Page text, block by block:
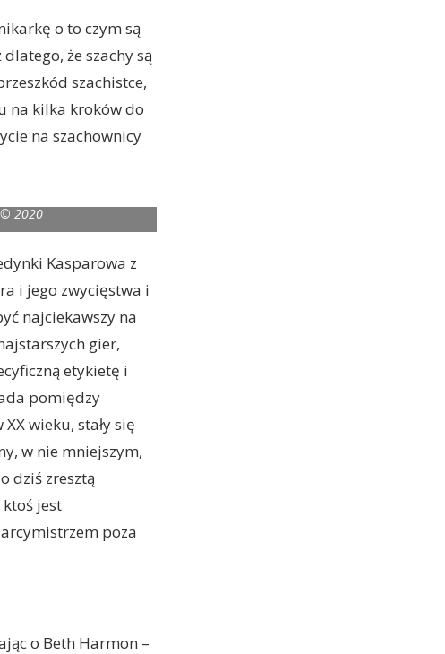
o to czym są
że szachy są
szachistce,
na kilka kroków do
na szachownicy
© 2020
Kasparowa z
i jego zwycięstwa i
najciekawszy na
gier,
etykietę i
pomiędzy
wieku, stały się
w nie mniejszym,
dziś zresztą
ktoś jest
poza
o Beth Harmon –